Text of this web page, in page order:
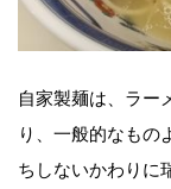
自家製麺は、ラー
り、一般的なもの
ちしないかわりに